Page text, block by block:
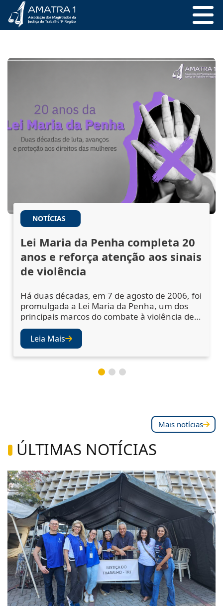
NOTÍCIAS
Lei Maria da Penha completa 20
anos e reforça atenção aos sinais
de violência
Há duas décadas, em 7 de agosto de 2006, foi
promulgada a Lei Maria da Penha, um dos
principais marcos do combate à violência de
gênero no Brasil. A legislação ampliou os
mecanismos de prevenção, acolhimento das
vítimas e punição dos agressores, mas
também abriu os olhos da sociedade e das
instituições para a importância de se atentar
aos sinais de violência. Juízes e desembargad
Leia Mais
Mais notícias
ÚLTIMAS NOTÍCIAS